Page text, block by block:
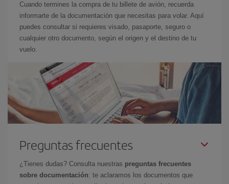
Cuando termines la compra de tu billete de avión, recuerda
informarte de la documentación que necesitas para volar. Aquí
puedes consultar si requieres visado, pasaporte, seguro o
cualquier otro documento, según el origen y el destino de tu
vuelo.
Preguntas frecuentes
¿Tienes dudas? Consulta nuestras preguntas frecuentes
sobre documentación: te aclaramos los documentos que